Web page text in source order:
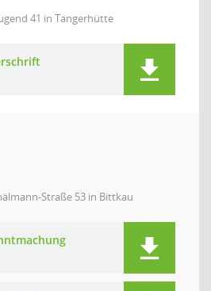
41 in Tangerhütte
Straße 53 in Bittkau